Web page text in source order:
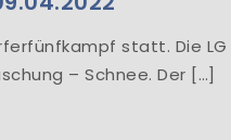
statt. Die
– Schnee. Der […]